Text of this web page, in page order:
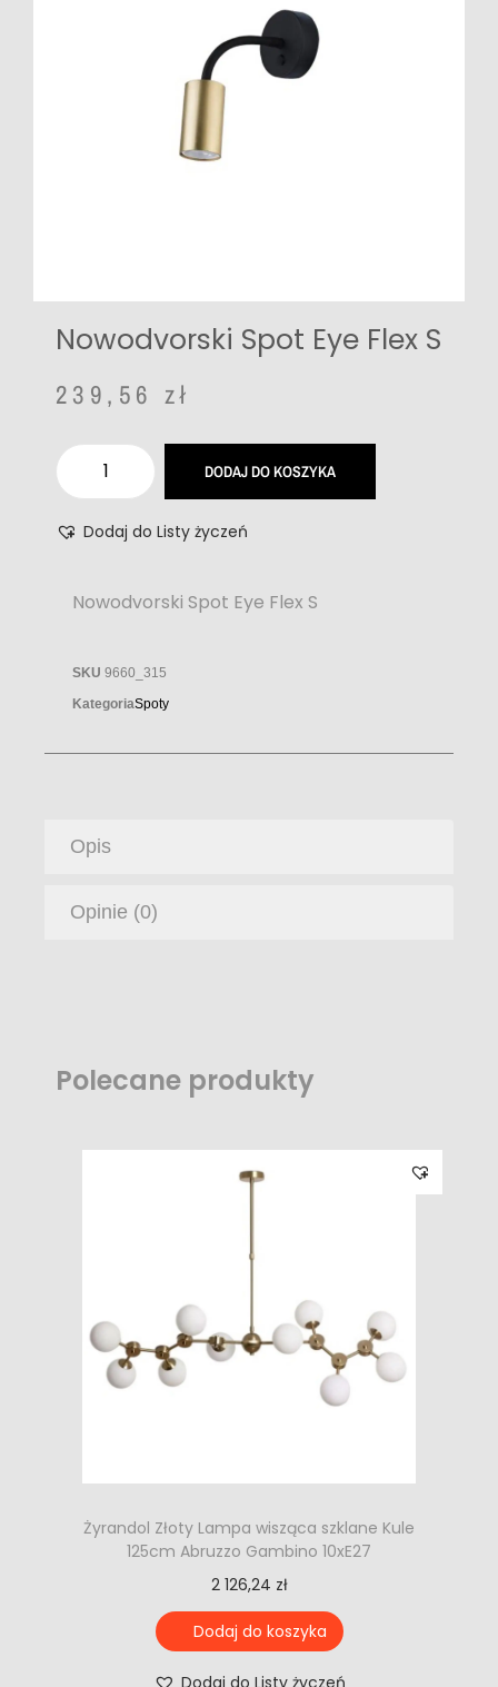
Nowodvorski Spot Eye Flex S
239,56 zł
DODAJ DO KOSZYKA
Dodaj do Listy życzeń
Nowodvorski Spot Eye Flex S
SKU 9660_315
KategoriaSpoty
Opis
Opinie (0)
Polecane produkty
Żyrandol Złoty Lampa wisząca szklane Kule
125cm Abruzzo Gambino 10xE27
2 126,24 zł
Dodaj do koszyka
Dodaj do Listy życzeń